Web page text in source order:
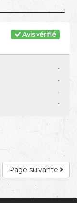
Avis vérifié
-
-
-
-
Page suivante